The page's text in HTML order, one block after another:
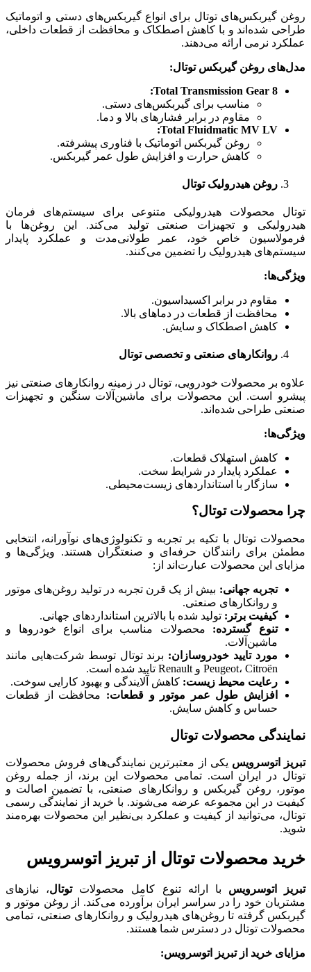
روغن گیربکس‌های توتال برای انواع گیربکس‌های دستی و اتوماتیک
طراحی شده‌اند و با کاهش اصطکاک و محافظت از قطعات داخلی،
عملکرد نرمی ارائه می‌دهند.
مدل‌های روغن گیربکس توتال:
Total Transmission Gear 8:
مناسب برای گیربکس‌های دستی.
مقاوم در برابر فشارهای بالا و دما.
Total Fluidmatic MV LV:
روغن گیربکس اتوماتیک با فناوری پیشرفته.
کاهش حرارت و افزایش طول عمر گیربکس.
روغن هیدرولیک توتال
توتال محصولات هیدرولیکی متنوعی برای سیستم‌های فرمان
هیدرولیکی و تجهیزات صنعتی تولید می‌کند. این روغن‌ها با
فرمولاسیون خاص خود، عمر طولانی‌مدت و عملکرد پایدار
سیستم‌های هیدرولیک را تضمین می‌کنند.
ویژگی‌ها:
مقاوم در برابر اکسیداسیون.
محافظت از قطعات در دماهای بالا.
کاهش اصطکاک و سایش.
روانکارهای صنعتی و تخصصی توتال
علاوه بر محصولات خودرویی، توتال در زمینه روانکارهای صنعتی نیز
پیشرو است. این محصولات برای ماشین‌آلات سنگین و تجهیزات
صنعتی طراحی شده‌اند.
ویژگی‌ها:
کاهش استهلاک قطعات.
عملکرد پایدار در شرایط سخت.
سازگار با استانداردهای زیست‌محیطی.
چرا محصولات توتال؟
محصولات توتال با تکیه بر تجربه و تکنولوژی‌های نوآورانه، انتخابی
مطمئن برای رانندگان حرفه‌ای و صنعتگران هستند. ویژگی‌ها و
مزایای این محصولات عبارت‌اند از:
تجربه جهانی: بیش از یک قرن تجربه در تولید روغن‌های موتور
و روانکارهای صنعتی.
کیفیت برتر : تولید شده با بالاترین استانداردهای جهانی.
تنوع گسترده: محصولات مناسب برای انواع خودروها و
ماشین‌آلات.
مورد تایید خودروسازان: برند توتال توسط شرکت‌هایی مانند
Peugeot، Citroën و Renault تایید شده است.
رعایت محیط زیست: کاهش آلایندگی و بهبود کارایی سوخت.
افزایش طول عمر موتور و قطعات: محافظت از قطعات
حساس و کاهش سایش.
نمایندگی محصولات توتال
تبریز اتوسرویس یکی از معتبرترین نمایندگی‌های فروش محصولات
توتال در ایران است. تمامی محصولات این برند، از جمله روغن
موتور، روغن گیربکس و روانکارهای صنعتی، با تضمین اصالت و
کیفیت در این مجموعه عرضه می‌شوند. با خرید از نمایندگی رسمی
توتال، می‌توانید از کیفیت و عملکرد بی‌نظیر این محصولات بهره‌مند
شوید.
خرید محصولات توتال از تبریز اتوسرویس
تبریز اتوسرویس با ارائه تنوع کامل محصولاتتوتال، نیازهای
مشتریان خود را در سراسر ایران برآورده می‌کند. از روغن موتور و
گیربکس گرفته تا روغن‌های هیدرولیک و روانکارهای صنعتی، تمامی
محصولات توتال در دسترس شما هستند.
مزایای خرید از تبریز اتوسرویس: